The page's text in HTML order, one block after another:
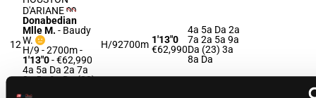
12
D'ARIANE
Donabedian
Mlle M. - Baudy
W.
H/9 - 2700m-
1'13"0- €62,990
4a 5a Da 2a 7a
2a 5a 9a Da (23)
H/92700m 1'13"0
€62,990
4a 5a Da 2a
7a 2a 5a 9a
Da (23) 3a
8a Da